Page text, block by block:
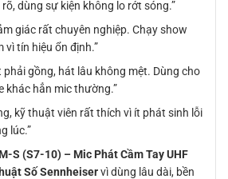
dùng sự kiện không lo rớt sóng.”
giác rất chuyên nghiệp. Chạy show
vì tín hiệu ổn định.”
phải gồng, hát lâu không mệt. Dùng cho
khác hẳn mic thường.”
kỹ thuật viên rất thích vì ít phát sinh lỗi
lúc.”
S (S7-10) – Mic Phát Cầm Tay UHF
Số Sennheiservì dùng lâu dài, bền